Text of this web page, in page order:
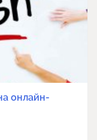
онлайн-